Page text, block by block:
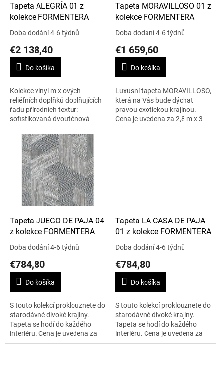
Tapeta ALEGRÍA 01 z
kolekce FORMENTERA
Doba dodání 4-6 týdnů
€2 138,40
Do košíka
Kolekce vinyl m x ových
reliéfních doplňků doplňujících
řadu přírodních textur:
sofistikovaná dvoutónová
sláma s velmi přirozeným
efektem. Cena je uvedena za
2,8 m x 3 m.
Tapeta MORAVILLOSO 01 z
kolekce FORMENTERA
Doba dodání 4-6 týdnů
€1 659,60
Do košíka
Luxusní tapeta MORAVILLOSO,
která na Vás bude dýchat
pravou exotickou krajinou.
Cena je uvedena za 2,8 m x 3
m.
Tapeta JUEGO DE PAJA 04
z kolekce FORMENTERA
Doba dodání 4-6 týdnů
€784,80
Do košíka
S touto kolekcí proklouznete do
starodávné divoké krajiny.
Tapeta se hodí do každého
interiéru. Cena je uvedena za
0,70 m x 10 m.
Tapeta LA CASA DE PAJA
01 z kolekce FORMENTERA
Doba dodání 4-6 týdnů
€784,80
Do košíka
S touto kolekcí proklouznete do
starodávné divoké krajiny.
Tapeta se hodí do každého
interiéru. Cena je uvedena za
0,70 m x 10 m.